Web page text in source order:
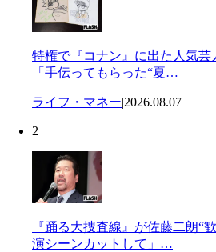
特権で『コナン』に出た人気
「手伝ってもらった“夏…
ライフ・マネー|2026.08.07
2
『踊る大捜査線』が佐藤二朗“
演シーンカットして」…